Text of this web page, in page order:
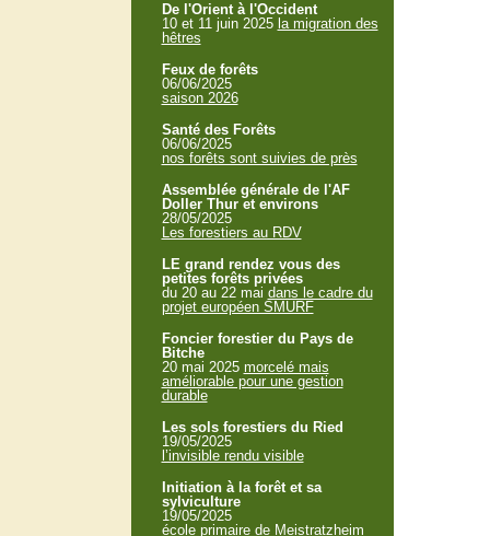
De l'Orient à l'Occident
10 et 11 juin 2025 la migration des
hêtres
Feux de forêts
06/06/2025
saison 2026
Santé des Forêts
06/06/2025
nos forêts sont suivies de près
Assemblée générale de l'AF
Doller Thur et environs
28/05/2025
Les forestiers au RDV
LE grand rendez vous des
petites forêts privées
du 20 au 22 mai dans le cadre du
projet européen SMURF
Foncier forestier du Pays de
Bitche
20 mai 2025 morcelé mais
améliorable pour une gestion
durable
Les sols forestiers du Ried
19/05/2025
l’invisible rendu visible
Initiation à la forêt et sa
sylviculture
19/05/2025
école primaire de Meistratzheim